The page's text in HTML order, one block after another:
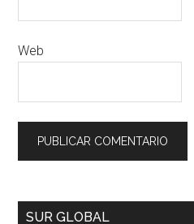
Web
SUR GLOBAL